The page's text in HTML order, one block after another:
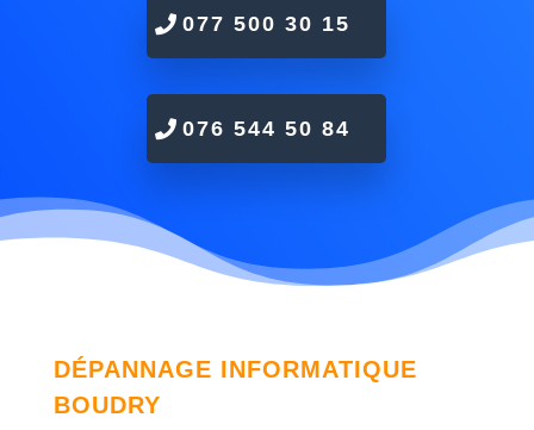
077 500 30 15
076 544 50 84
DÉPANNAGE INFORMATIQUE
BOUDRY